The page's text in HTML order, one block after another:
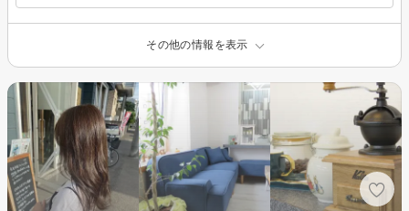
その他の情報を表示